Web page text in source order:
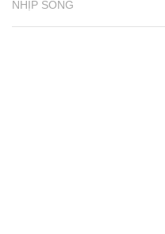
NHỊP SỐNG